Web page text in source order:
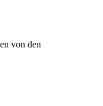
von den